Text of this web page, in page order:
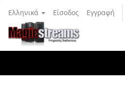
Ελληνικά Είσοδος Εγγραφή